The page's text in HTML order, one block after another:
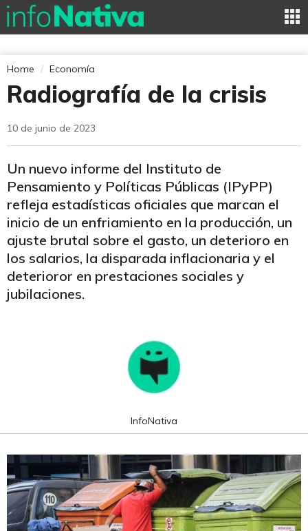
Home Economía
Radiografía de la crisis
10 de junio de 2023
Un nuevo informe del Instituto de
Pensamiento y Políticas Públicas (IPyPP)
refleja estadísticas oficiales que marcan el
inicio de un enfriamiento en la producción, un
ajuste brutal sobre el gasto, un deterioro en
los salarios, la disparada inflacionaria y el
deterioror en prestaciones sociales y
jubilaciones.
InfoNativa